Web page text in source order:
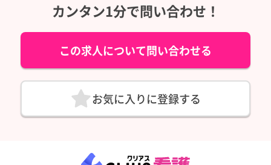
カンタン1分で問い合わせ！
この求人について問い合わせる
お気に入りに登録する